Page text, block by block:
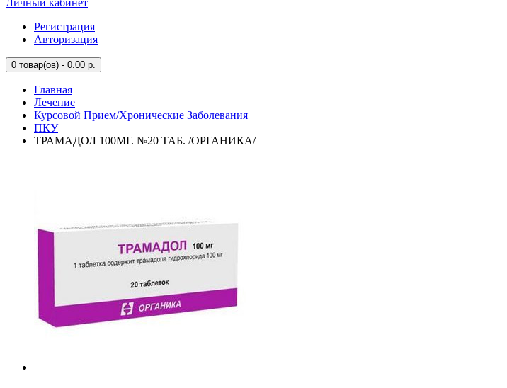
Личный кабинет
Регистрация
Авторизация
0 товар(ов) - 0.00 р.
Главная
Лечение
Курсовой Прием/Хронические Заболевания
ПКУ
ТРАМАДОЛ 100МГ. №20 ТАБ. /ОРГАНИКА/